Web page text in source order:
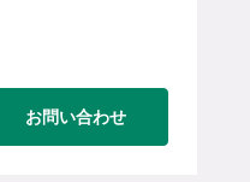
お問い合わせ